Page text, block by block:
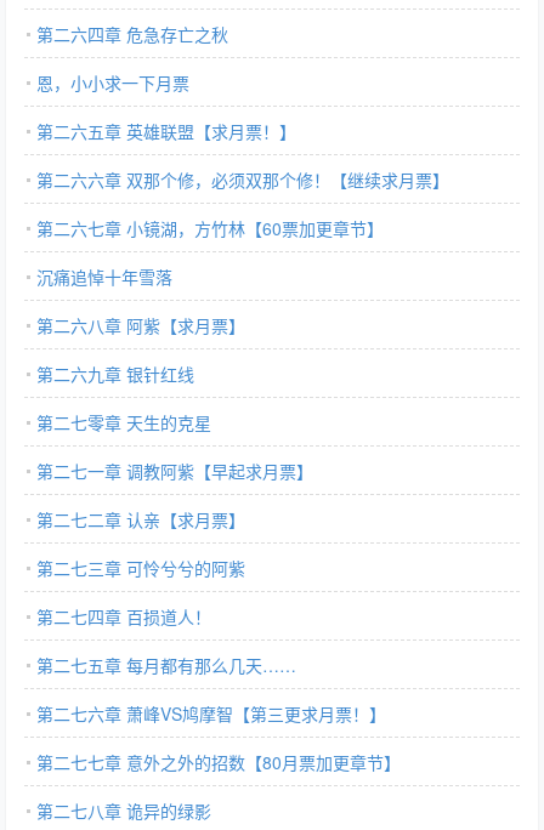
第二六四章 危急存亡之秋
恩，小小求一下月票
第二六五章 英雄联盟【求月票！】
第二六六章 双那个修，必须双那个修！【继续求月票】
第二六七章 小镜湖，方竹林【60票加更章节】
沉痛追悼十年雪落
第二六八章 阿紫【求月票】
第二六九章 银针红线
第二七零章 天生的克星
第二七一章 调教阿紫【早起求月票】
第二七二章 认亲【求月票】
第二七三章 可怜兮兮的阿紫
第二七四章 百损道人！
第二七五章 每月都有那么几天……
第二七六章 萧峰VS鸠摩智【第三更求月票！】
第二七七章 意外之外的招数【80月票加更章节】
第二七八章 诡异的绿影